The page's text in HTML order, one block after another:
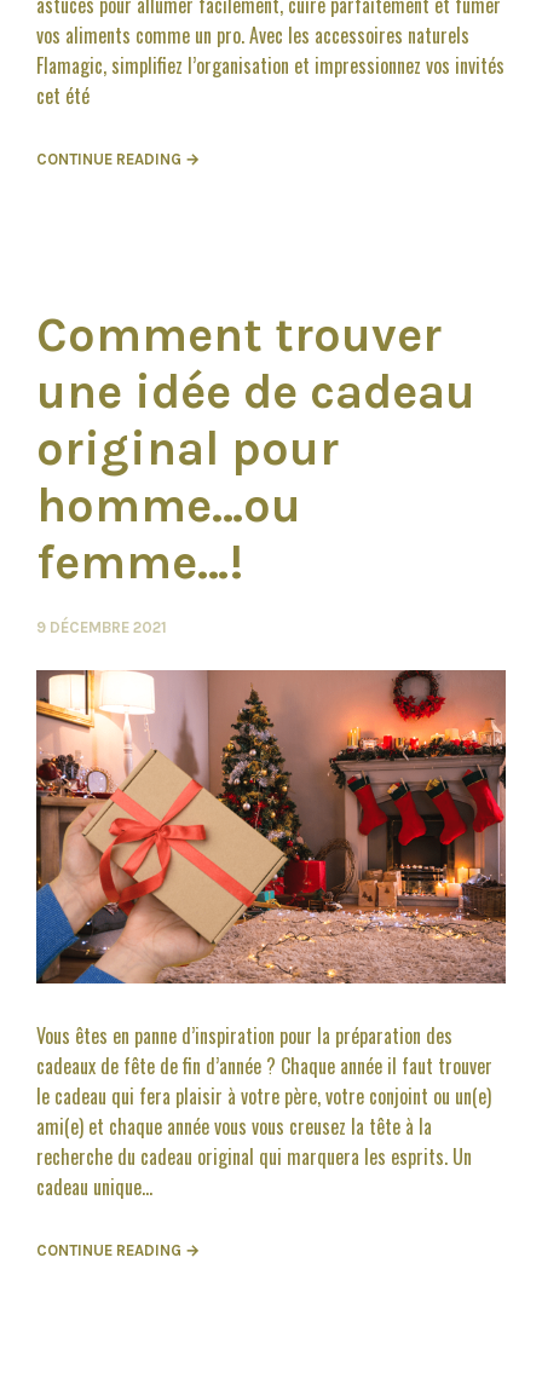
vos aliments comme un pro. Avec les accessoires naturels
Flamagic, simplifiez l’organisation et impressionnez vos invités
cet été
CONTINUE READING →
Comment trouver
une idée de cadeau
original pour
homme…ou
femme…!
9 DÉCEMBRE 2021
Vous êtes en panne d’inspiration pour la préparation des
cadeaux de fête de fin d’année ? Chaque année il faut trouver
le cadeau qui fera plaisir à votre père, votre conjoint ou un(e)
ami(e) et chaque année vous vous creusez la tête à la
recherche du cadeau original qui marquera les esprits. Un
cadeau unique...
CONTINUE READING →